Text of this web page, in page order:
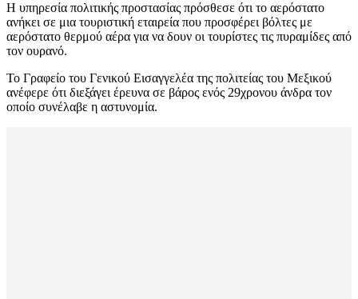
Η υπηρεσία πολιτικής προστασίας πρόσθεσε ότι το αερόστατο
ανήκει σε μια τουριστική εταιρεία που προσφέρει βόλτες με
αερόστατο θερμού αέρα για να δουν οι τουρίστες τις πυραμίδες από
τον ουρανό.
Το Γραφείο του Γενικού Εισαγγελέα της πολιτείας του Μεξικού
ανέφερε ότι διεξάγει έρευνα σε βάρος ενός 29χρονου άνδρα τον
οποίο συνέλαβε η αστυνομία.